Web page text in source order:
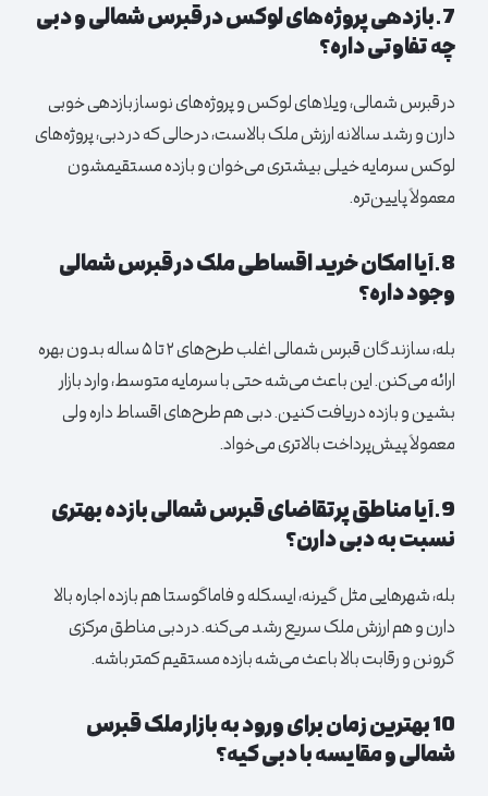
7.بازدهی پروژه‌های لوکس در قبرس شمالی و دبی
چه تفاوتی داره؟
در قبرس شمالی، ویلاهای لوکس و پروژه‌های نوساز بازدهی خوبی
دارن و رشد سالانه ارزش ملک بالاست، در حالی که در دبی، پروژه‌های
لوکس سرمایه خیلی بیشتری می‌خوان و بازده مستقیمشون
معمولاً پایین‌تره.
8.آیا امکان خرید اقساطی ملک در قبرس شمالی
وجود داره؟
بله، سازندگان قبرس شمالی اغلب طرح‌های ۲ تا ۵ ساله بدون بهره
ارائه می‌کنن. این باعث می‌شه حتی با سرمایه متوسط، وارد بازار
بشین و بازده دریافت کنین. دبی هم طرح‌های اقساط داره ولی
معمولاً پیش‌پرداخت بالاتری می‌خواد.
9.آیا مناطق پرتقاضای قبرس شمالی بازده بهتری
نسبت به دبی دارن؟
بله، شهرهایی مثل گیرنه، ایسکله و فاماگوستا هم بازده اجاره بالا
دارن و هم ارزش ملک سریع رشد می‌کنه. در دبی مناطق مرکزی
گرونن و رقابت بالا باعث می‌شه بازده مستقیم کمتر باشه.
10 بهترین زمان برای ورود به بازار ملک قبرس
شمالی و مقایسه با دبی کیه؟